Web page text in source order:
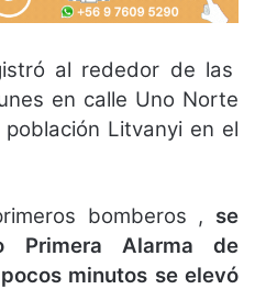
al rededor de las
en calle Uno Norte
Litvanyi en el
bomberos , se
Primera Alarma de
minutos se elevó